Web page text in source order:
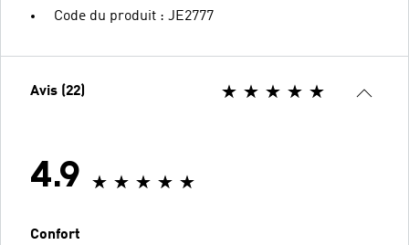
Code du produit : JE2777
Avis (22)
4.9
Confort